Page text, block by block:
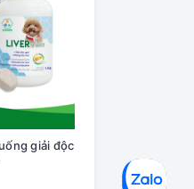
giải độc
nhai 120ml
69.000₫